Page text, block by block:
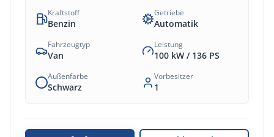
Kraftstoff
Benzin
Getriebe
Automatik
Fahrzeugtyp
Van
Leistung
100 kW / 136 PS
Außenfarbe
Schwarz
Vorbesitzer
1